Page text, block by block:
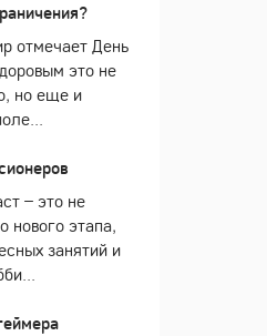
отмечает День
это не
но еще и
– это не
нового этапа,
занятий и